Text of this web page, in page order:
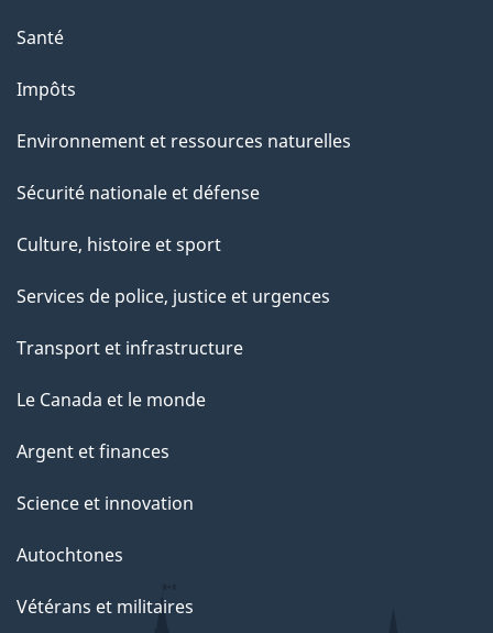
Santé
Impôts
Environnement et ressources naturelles
Sécurité nationale et défense
Culture, histoire et sport
Services de police, justice et urgences
Transport et infrastructure
Le Canada et le monde
Argent et finances
Science et innovation
Autochtones
Vétérans et militaires